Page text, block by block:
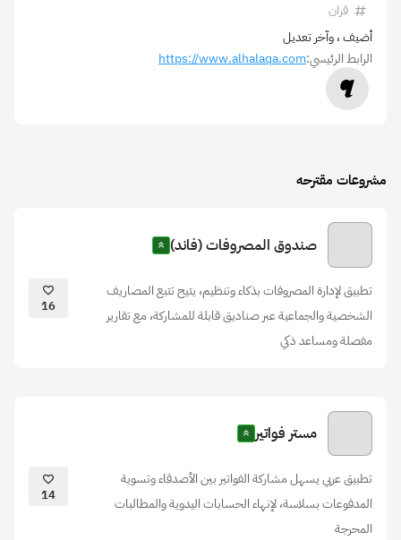
قران
أضيف، وآخر تعديل
الرابط الرئيسي:https://www.alhalaqa.com
مشروعات مقترحه
صندوق المصروفات (فاند)
تطبيق لإدارة المصروفات بذكاء وتنظيم، يتيح تتبع المصاريف
الشخصية والجماعية عبر صناديق قابلة للمشاركة، مع تقارير
مفصلة ومساعد ذكي
16
مستر فواتير
تطبيق عربي يسهل مشاركة الفواتير بين الأصدقاء وتسوية
المدفوعات بسلاسة، لإنهاء الحسابات اليدوية والمطالبات
المحرجة
14